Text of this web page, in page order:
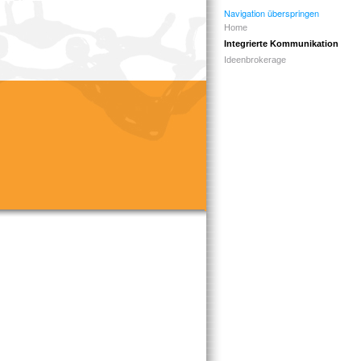
Navigation überspringen
Home
Integrierte Kommunikation
Ideenbrokerage